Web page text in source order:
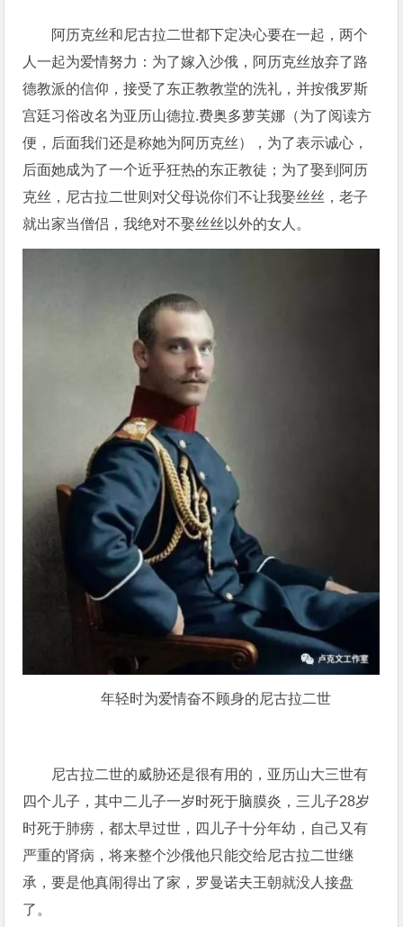
阿历克丝和尼古拉二世都下定决心要在一起，两个
人一起为爱情努力：为了嫁入沙俄，阿历克丝放弃了路
德教派的信仰，接受了东正教教堂的洗礼，并按俄罗斯
宫廷习俗改名为亚历山德拉.费奥多萝芙娜（为了阅读方
便，后面我们还是称她为阿历克丝），为了表示诚心，
后面她成为了一个近乎狂热的东正教徒；为了娶到阿历
克丝，尼古拉二世则对父母说你们不让我娶丝丝，老子
就出家当僧侣，我绝对不娶丝丝以外的女人。
年轻时为爱情奋不顾身的尼古拉二世
尼古拉二世的威胁还是很有用的，亚历山大三世有
四个儿子，其中二儿子一岁时死于脑膜炎，三儿子28岁
时死于肺痨，都太早过世，四儿子十分年幼，自己又有
严重的肾病，将来整个沙俄他只能交给尼古拉二世继
承，要是他真闹得出了家，罗曼诺夫王朝就没人接盘
了。